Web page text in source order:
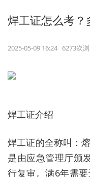
焊工证怎么考？
2025-05-09 16:24 6273次
焊工证介绍
焊工证的全称叫：
是由应急管理厅颁
行复审。满6年需